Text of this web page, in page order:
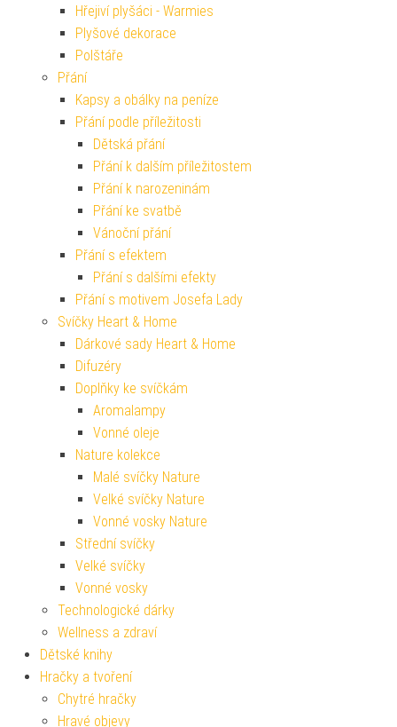
Hřejiví plyšáci - Warmies
Plyšové dekorace
Polštáře
Přání
Kapsy a obálky na peníze
Přání podle příležitosti
Dětská přání
Přání k dalším příležitostem
Přání k narozeninám
Přání ke svatbě
Vánoční přání
Přání s efektem
Přání s dalšími efekty
Přání s motivem Josefa Lady
Svíčky Heart & Home
Dárkové sady Heart & Home
Difuzéry
Doplňky ke svíčkám
Aromalampy
Vonné oleje
Nature kolekce
Malé svíčky Nature
Velké svíčky Nature
Vonné vosky Nature
Střední svíčky
Velké svíčky
Vonné vosky
Technologické dárky
Wellness a zdraví
Dětské knihy
Hračky a tvoření
Chytré hračky
Hravé objevy